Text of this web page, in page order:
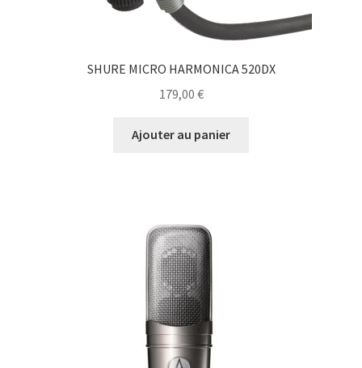
SHURE MICRO HARMONICA 520DX
179,00 €
Ajouter au panier